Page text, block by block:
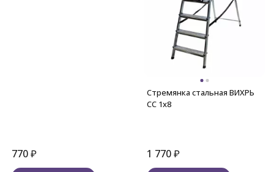
770₽
Стремянка стальная ВИХРЬ
СС 1х8
1 770₽